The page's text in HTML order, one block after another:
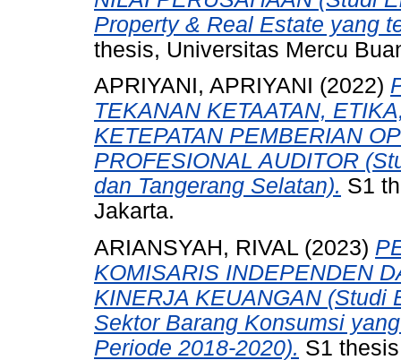
Property & Real Estate yang
thesis, Universitas Mercu
APRIYANI, APRIYANI (2022)
TEKANAN KETAATAN,
KETEPATAN PEMBERIAN
PROFESIONAL AUDITOR
dan Tangerang Selatan). S1
Jakarta.
ARIANSYAH, RIVAL (2023)
KOMISARIS INDEPENDEN
KINERJA KEUANGAN (Studi
Sektor Barang Konsumsi
Periode 2018-2020). S1